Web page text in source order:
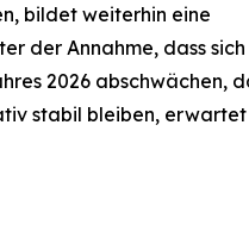
bildet weiterhin eine
der Annahme, dass sich
2026 abschwächen,
stabil bleiben,